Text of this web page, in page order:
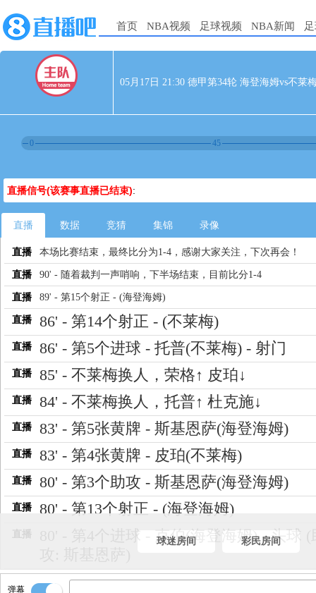
首页 NBA视频 足球视频 NBA新闻
05月17日 21:30 德甲第34轮 海登海姆vs不莱
0 45
直播信号(该赛事直播已结束):
直播 数据 竞猜 集锦 录像
直播 本场比赛结束，最终比分为1-4，感谢大家关注，下次再会！
直播 90' - 随着裁判一声哨响，下半场结束，目前比分1-4
直播 89' - 第15个射正 - (海登海姆)
直播 86' - 第14个射正 - (不莱梅)
直播 86' - 第5个进球 - 托普(不莱梅) - 射门
直播 85' - 不莱梅换人，荣格↑ 皮珀↓
直播 84' - 不莱梅换人，托普↑ 杜克施↓
直播 83' - 第5张黄牌 - 斯基恩萨(海登海姆)
直播 83' - 第4张黄牌 - 皮珀(不莱梅)
直播 80' - 第3个助攻 - 斯基恩萨(海登海姆)
直播 80' - 第13个射正 - (海登海姆)
直播
80' - 第4个进球 - 克伯(海登海姆) - 头球 (
80' - 第10个角球，本场比赛的第十个角
球迷房间 彩民房间
弹幕